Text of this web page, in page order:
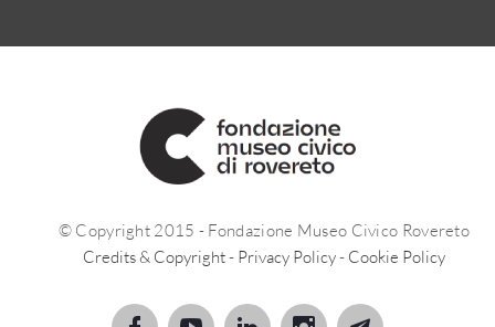
© Copyright 2015 - Fondazione Museo Civico Rovereto
Credits & Copyright- Privacy Policy- Cookie Policy